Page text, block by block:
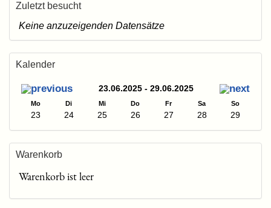
Zuletzt besucht
Keine anzuzeigenden Datensätze
Kalender
23.06.2025 - 29.06.2025
Mo Di Mi Do Fr Sa So
23 24 25 26 27 28 29
Warenkorb
Warenkorb ist leer